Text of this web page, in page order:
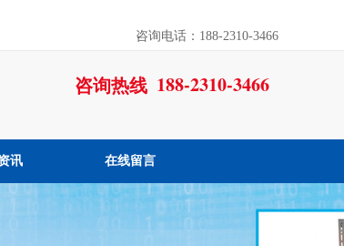
咨询电话：188-2310-3466
咨询热线 188-2310-3466
讯 在线留言